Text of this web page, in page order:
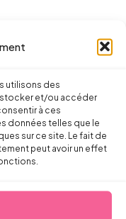
utilisons des
et/ou accéder
à ces
données telles que le
sur ce site. Le fait de
peut avoir un effet
chômage